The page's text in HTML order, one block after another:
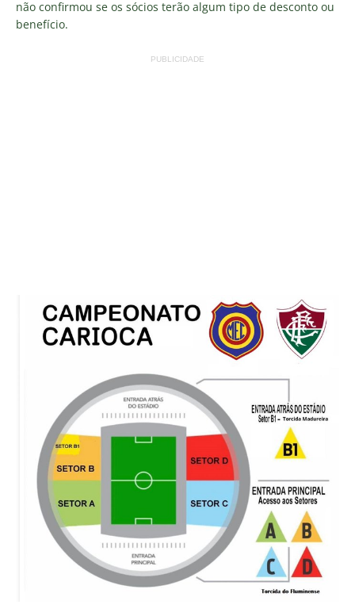
não confirmou se os sócios terão algum tipo de desconto ou
benefício.
PUBLICIDADE